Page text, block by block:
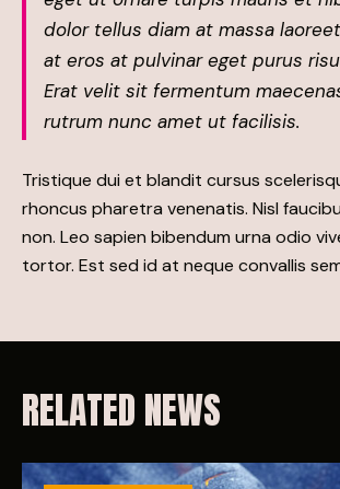
dolor tellus diam at massa
at eros at pulvinar eget purus
Erat velit sit fermentum
rutrum nunc amet ut facilisis.
Tristique dui et blandit cursus
rhoncus pharetra venenatis. Nisl
non. Leo sapien bibendum urna odio
tortor. Est sed id at neque convallis
RELATED NEWS